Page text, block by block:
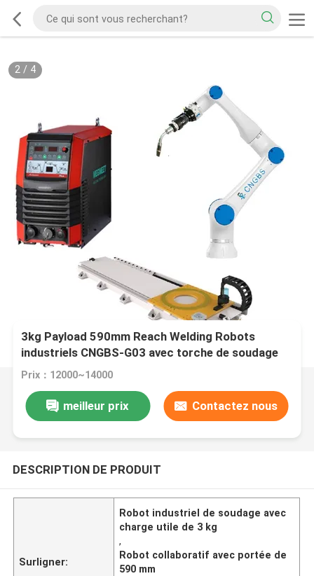
2/ 4
3kg Payload 590mm Reach Welding Robots
industriels CNGBS-G03 avec torche de soudage
Megmeet
Prix：12000~14000
meilleur prix Contactez nous
DESCRIPTION DE PRODUIT
Surligner:
Robot industriel de soudage avec
charge utile de 3 kg
,
Robot collaboratif avec portée de
590 mm